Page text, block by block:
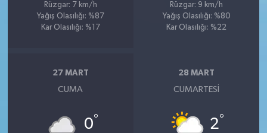
Rüzgar: 7 km/h
Yağış Olasılığı: %87
Kar Olasılığı: %17
Rüzgar: 9 km/h
Yağış Olasılığı: %80
Kar Olasılığı: %22
27 MART
CUMA
0°
28 MART
CUMARTESI
2°